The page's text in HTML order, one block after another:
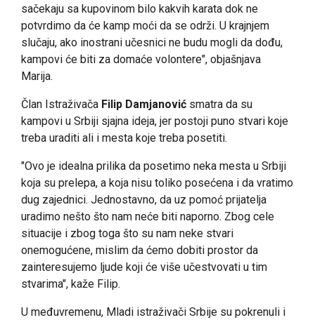
sačekaju sa kupovinom bilo kakvih karata dok ne
potvrdimo da će kamp moći da se održi. U krajnjem
slučaju, ako inostrani učesnici ne budu mogli da dođu,
kampovi će biti za domaće volontere", objašnjava
Marija.
Član Istraživača Filip Damjanović smatra da su
kampovi u Srbiji sjajna ideja, jer postoji puno stvari koje
treba uraditi ali i mesta koje treba posetiti.
"Ovo je idealna prilika da posetimo neka mesta u Srbiji
koja su prelepa, a koja nisu toliko posećena i da vratimo
dug zajednici. Jednostavno, da uz pomoć prijatelja
uradimo nešto što nam neće biti naporno. Zbog cele
situacije i zbog toga što su nam neke stvari
onemogućene, mislim da ćemo dobiti prostor da
zainteresujemo ljude koji će više učestvovati u tim
stvarima", kaže Filip.
U međuvremenu, Mladi istraživači Srbije su pokrenuli i